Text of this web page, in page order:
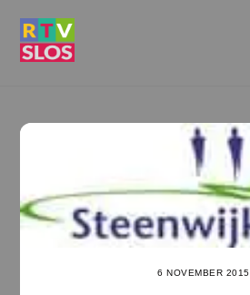
6 NOVEMBER 2015